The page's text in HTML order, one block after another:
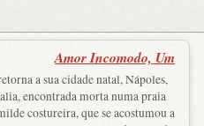
Amor Incomodo, Um
a sua cidade natal, Nápoles,
encontrada morta numa praia
costureira, que se acostumou a